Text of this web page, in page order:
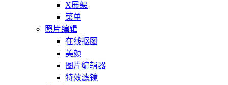
X展架
菜单
照片编辑
在线抠图
美颜
图片编辑器
特效滤镜